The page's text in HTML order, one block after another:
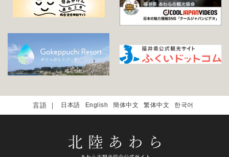
日本語 English 簡体中文 繁体中文 한국어